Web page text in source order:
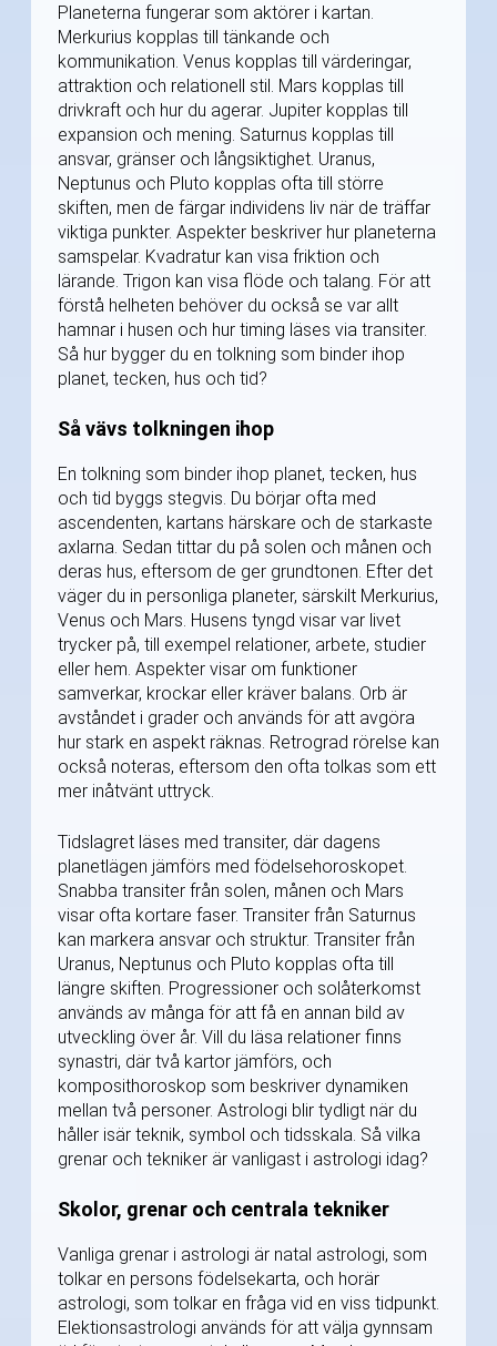
Planeterna fungerar som aktörer i kartan.
Merkurius kopplas till tänkande och
kommunikation. Venus kopplas till värderingar,
attraktion och relationell stil. Mars kopplas till
drivkraft och hur du agerar. Jupiter kopplas till
expansion och mening. Saturnus kopplas till
ansvar, gränser och långsiktighet. Uranus,
Neptunus och Pluto kopplas ofta till större
skiften, men de färgar individens liv när de träffar
viktiga punkter. Aspekter beskriver hur planeterna
samspelar. Kvadratur kan visa friktion och
lärande. Trigon kan visa flöde och talang. För att
förstå helheten behöver du också se var allt
hamnar i husen och hur timing läses via transiter.
Så hur bygger du en tolkning som binder ihop
planet, tecken, hus och tid?
Så vävs tolkningen ihop
En tolkning som binder ihop planet, tecken, hus
och tid byggs stegvis. Du börjar ofta med
ascendenten, kartans härskare och de starkaste
axlarna. Sedan tittar du på solen och månen och
deras hus, eftersom de ger grundtonen. Efter det
väger du in personliga planeter, särskilt Merkurius,
Venus och Mars. Husens tyngd visar var livet
trycker på, till exempel relationer, arbete, studier
eller hem. Aspekter visar om funktioner
samverkar, krockar eller kräver balans. Orb är
avståndet i grader och används för att avgöra
hur stark en aspekt räknas. Retrograd rörelse kan
också noteras, eftersom den ofta tolkas som ett
mer inåtvänt uttryck.
Tidslagret läses med transiter, där dagens
planetlägen jämförs med födelsehoroskopet.
Snabba transiter från solen, månen och Mars
visar ofta kortare faser. Transiter från Saturnus
kan markera ansvar och struktur. Transiter från
Uranus, Neptunus och Pluto kopplas ofta till
längre skiften. Progressioner och solåterkomst
används av många för att få en annan bild av
utveckling över år. Vill du läsa relationer finns
synastri, där två kartor jämförs, och
komposithoroskop som beskriver dynamiken
mellan två personer. Astrologi blir tydligt när du
håller isär teknik, symbol och tidsskala. Så vilka
grenar och tekniker är vanligast i astrologi idag?
Skolor, grenar och centrala tekniker
Vanliga grenar i astrologi är natal astrologi, som
tolkar en persons födelsekarta, och horär
astrologi, som tolkar en fråga vid en viss tidpunkt.
Elektionsastrologi används för att välja gynnsam